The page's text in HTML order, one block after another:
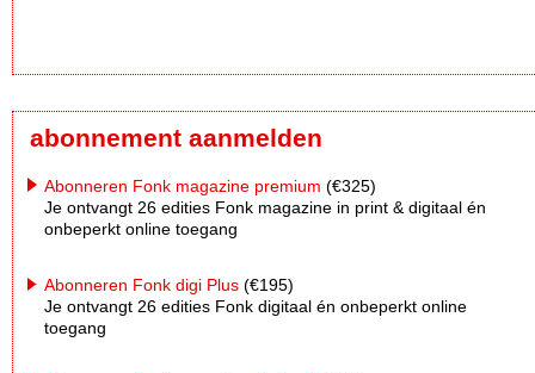
abonnement aanmelden
Abonneren Fonk magazine premium (€325)
Je ontvangt 26 edities Fonk magazine in print & digitaal én
onbeperkt online toegang
Abonneren Fonk digi Plus (€195)
Je ontvangt 26 edities Fonk digitaal én onbeperkt online
toegang